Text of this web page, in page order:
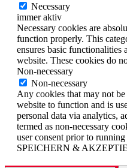
Necessary
immer aktiv
Necessary cookies are
function properly. This
ensures basic functionalities
website. These cookies do
Non-necessary
Non-necessary
Any cookies that may not
website to function and is
personal data via analytics,
termed as non-necessary
user consent prior to
SPEICHERN &